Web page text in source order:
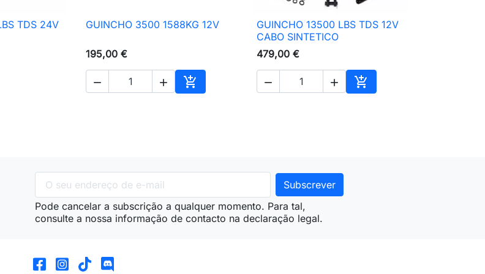
TDS 24V
 Vista rápida
GUINCHO 3500 1588KG 12V
195,00 €
  
Adicionar ao carrinho
 Vista rápida
GUINCHO 13500 LBS TDS 12V
CABO SINTETICO
479,00 €
  
Adicionar ao carrinho
Pode cancelar a subscrição a qualquer momento. Para tal,
consulte a nossa informação de contacto na declaração legal.